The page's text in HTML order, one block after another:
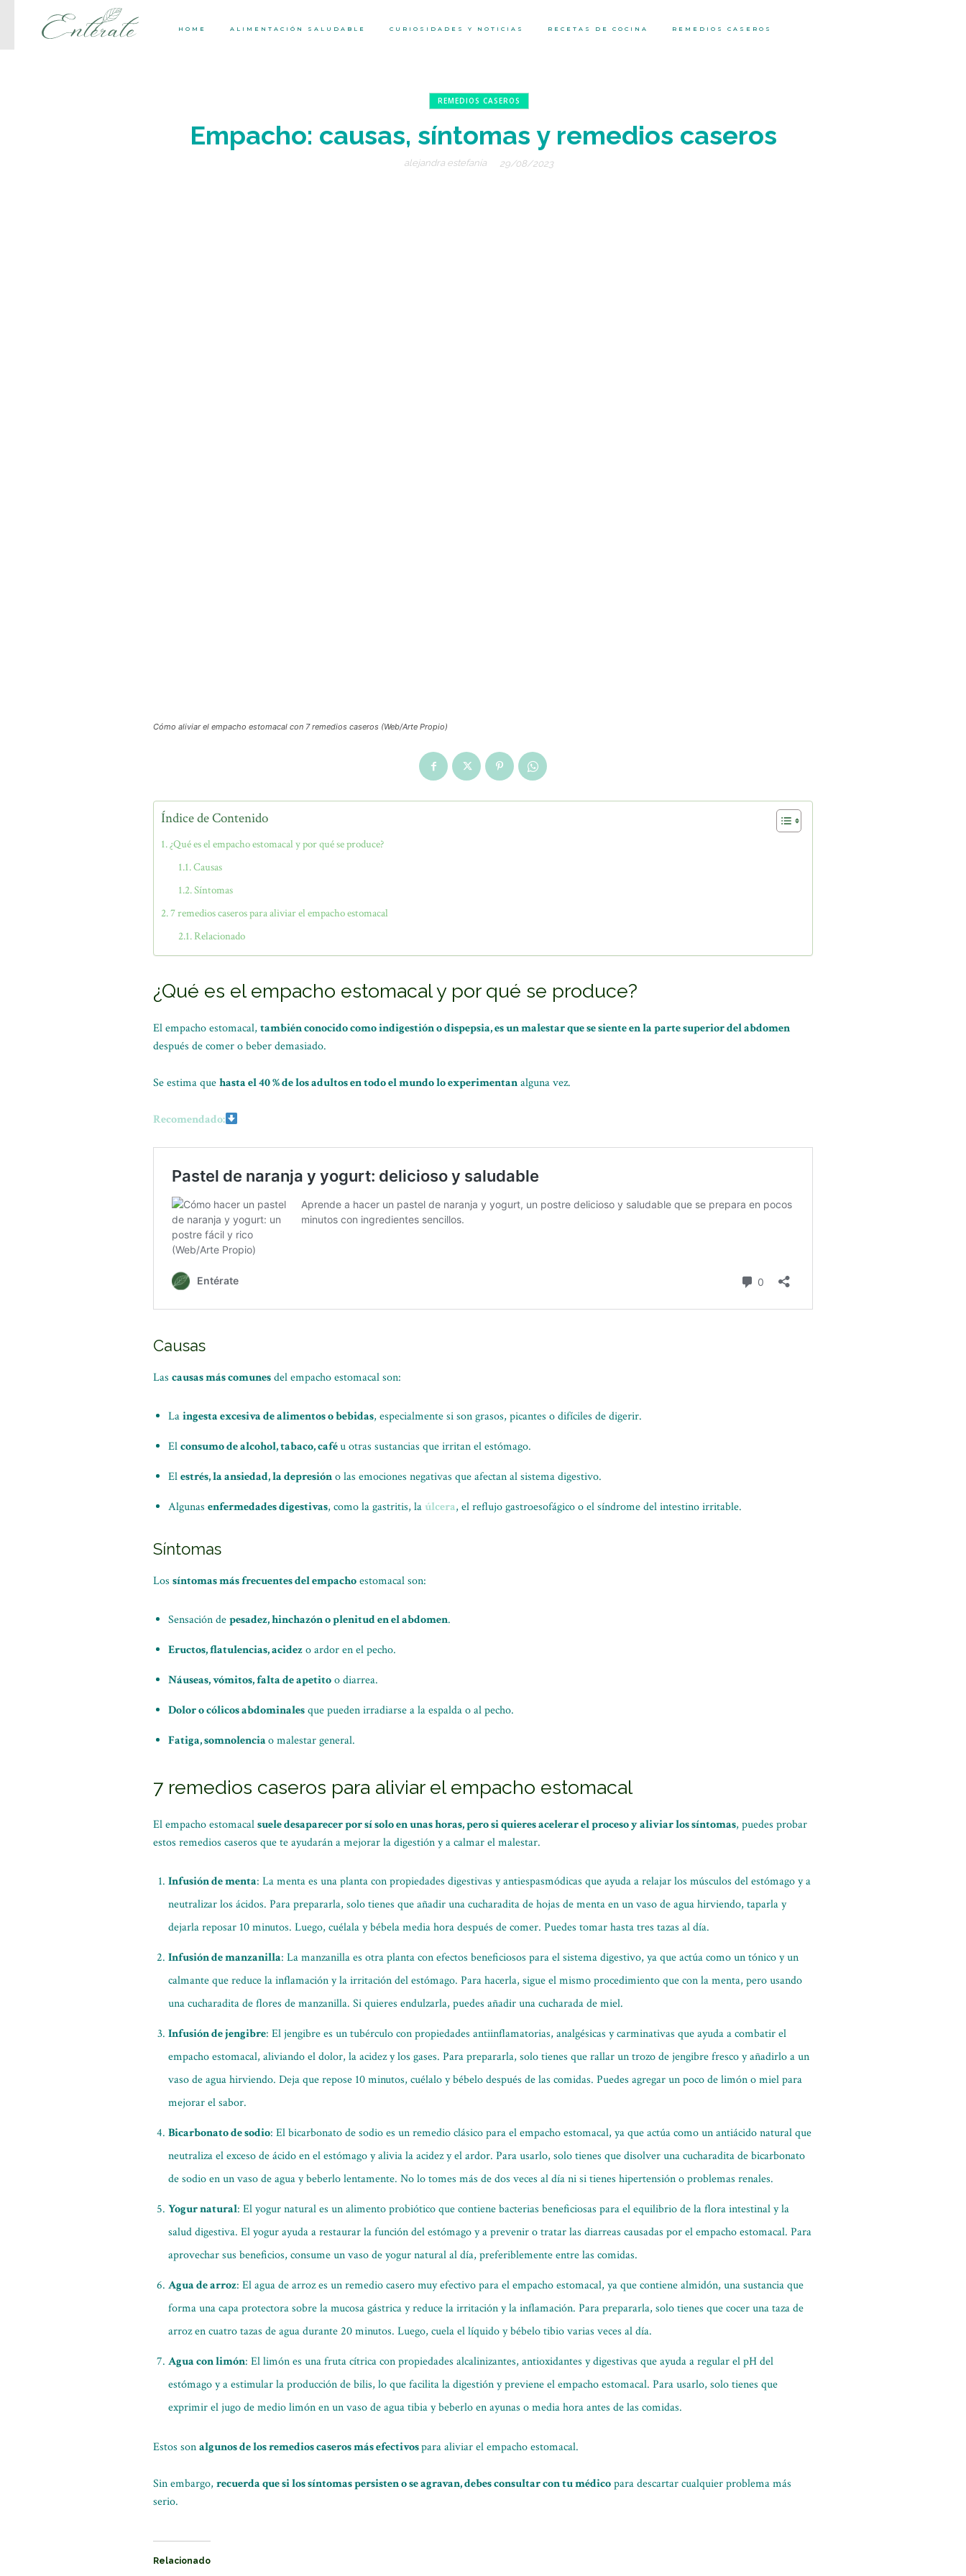
HOME ALIMENTACIÓN SALUDABLE CURIOSIDADES Y NOTICIAS RECETAS DE COCINA REMEDIOS CASEROS
REMEDIOS CASEROS
Empacho: causas, síntomas y remedios caseros
alejandra estefanía 29/08/2023
Cómo aliviar el empacho estomacal con 7 remedios caseros (Web/Arte Propio)
Índice de Contenido
¿Qué es el empacho estomacal y por qué se produce?
Causas
Síntomas
7 remedios caseros para aliviar el empacho estomacal
Relacionado
¿Qué es el empacho estomacal y por qué se produce?
El empacho estomacal, también conocido como indigestión o dispepsia, es un malestar que se siente en la parte superior del abdomen
después de comer o beber demasiado.
Se estima quehasta el 40 % de los adultos en todo el mundo lo experimentanalguna vez.
Recomendado:
Causas
Las causas más comunesdel empacho estomacal son:
Laingesta excesiva de alimentos o bebidas, especialmente si son grasos, picantes o difíciles de digerir.
Elconsumo de alcohol, tabaco, caféu otras sustancias que irritan el estómago.
Elestrés, la ansiedad, la depresióno las emociones negativas que afectan al sistema digestivo.
Algunas enfermedades digestivas, como la gastritis, la úlcera, el reflujo gastroesofágico o el síndrome del intestino irritable.
Síntomas
Los síntomas más frecuentes del empachoestomacal son:
Sensación depesadez, hinchazón o plenitud en el abdomen.
Eructos, flatulencias, acidezo ardor en el pecho.
Náuseas, vómitos, falta de apetitoo diarrea.
Dolor o cólicos abdominalesque pueden irradiarse a la espalda o al pecho.
Fatiga, somnolenciao malestar general.
7 remedios caseros para aliviar el empacho estomacal
El empacho estomacalsuele desaparecer por sí solo en unas horas, pero si quieres acelerar el proceso y aliviar los síntomas, puedes probar
estos remedios caseros que te ayudarán a mejorar la digestión y a calmar el malestar.
Infusión de menta: La menta es una planta con propiedades digestivas y antiespasmódicas que ayuda a relajar los músculos del estómago y a
neutralizar los ácidos. Para prepararla, solo tienes que añadir una cucharadita de hojas de menta en un vaso de agua hirviendo, taparla y
dejarla reposar 10 minutos. Luego, cuélala y bébela media hora después de comer. Puedes tomar hasta tres tazas al día.
Infusión de manzanilla: La manzanilla es otra planta con efectos beneficiosos para el sistema digestivo, ya que actúa como un tónico y un
calmante que reduce la inflamación y la irritación del estómago. Para hacerla, sigue el mismo procedimiento que con la menta, pero usando
una cucharadita de flores de manzanilla. Si quieres endulzarla, puedes añadir una cucharada de miel.
Infusión de jengibre: El jengibre es un tubérculo con propiedades antiinflamatorias, analgésicas y carminativas que ayuda a combatir el
empacho estomacal, aliviando el dolor, la acidez y los gases. Para prepararla, solo tienes que rallar un trozo de jengibre fresco y añadirlo a un
vaso de agua hirviendo. Deja que repose 10 minutos, cuélalo y bébelo después de las comidas. Puedes agregar un poco de limón o miel para
mejorar el sabor.
Bicarbonato de sodio: El bicarbonato de sodio es un remedio clásico para el empacho estomacal, ya que actúa como un antiácido natural que
neutraliza el exceso de ácido en el estómago y alivia la acidez y el ardor. Para usarlo, solo tienes que disolver una cucharadita de bicarbonato
de sodio en un vaso de agua y beberlo lentamente. No lo tomes más de dos veces al día ni si tienes hipertensión o problemas renales.
Yogur natural: El yogur natural es un alimento probiótico que contiene bacterias beneficiosas para el equilibrio de la flora intestinal y la
salud digestiva. El yogur ayuda a restaurar la función del estómago y a prevenir o tratar las diarreas causadas por el empacho estomacal. Para
aprovechar sus beneficios, consume un vaso de yogur natural al día, preferiblemente entre las comidas.
Agua de arroz: El agua de arroz es un remedio casero muy efectivo para el empacho estomacal, ya que contiene almidón, una sustancia que
forma una capa protectora sobre la mucosa gástrica y reduce la irritación y la inflamación. Para prepararla, solo tienes que cocer una taza de
arroz en cuatro tazas de agua durante 20 minutos. Luego, cuela el líquido y bébelo tibio varias veces al día.
Agua con limón: El limón es una fruta cítrica con propiedades alcalinizantes, antioxidantes y digestivas que ayuda a regular el pH del
estómago y a estimular la producción de bilis, lo que facilita la digestión y previene el empacho estomacal. Para usarlo, solo tienes que
exprimir el jugo de medio limón en un vaso de agua tibia y beberlo en ayunas o media hora antes de las comidas.
Estos sonalgunos de los remedios caseros más efectivospara aliviar el empacho estomacal.
Sin embargo, recuerda que si los síntomas persisten o se agravan, debes consultar con tu médicopara descartar cualquier problema más
serio.
Relacionado